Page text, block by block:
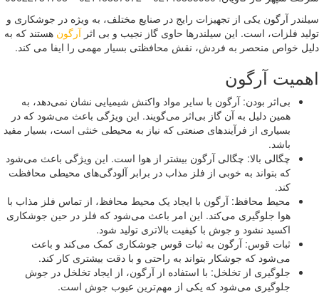
آرگون یکی از تجهیزات رایج در صنایع مختلف، به ویژه در جوشکاری و
فلزات، است. این سیلندرها حاوی گاز نجیب و بی اثرآرگونهستند که به
خواص منحصر به فردش، نقش محافظتی بسیار مهمی را ایفا می کند.
آرگون
بی‌اثر بودن: آرگون با سایر مواد واکنش شیمیایی نشان نمی‌دهد، به
همین دلیل به آن گاز بی‌اثر می‌گویند. این ویژگی باعث می‌شود که در
بسیاری از فرآیندهای صنعتی که نیاز به محیطی خنثی است، بسیار مفید
باشد.
چگالی بالا: چگالی آرگون بیشتر از هوا است. این ویژگی باعث می‌شود
که بتواند به خوبی از فلز مذاب در برابر آلودگی‌های محیطی محافظت
کند.
محیط محافظ: آرگون با ایجاد یک محیط محافظ، از تماس فلز مذاب با
هوا جلوگیری می‌کند. این امر باعث می‌شود که فلز در حین جوشکاری
اکسید نشود و جوش با کیفیت بالاتری تولید شود.
ثبات قوس: آرگون به ثبات قوس جوشکاری کمک می‌کند و باعث
می‌شود که جوشکار بتواند به راحتی و با دقت بیشتری کار کند.
جلوگیری از تخلخل: با استفاده از آرگون، از ایجاد تخلخل در جوش
جلوگیری می‌شود که یکی از مهم‌ترین عیوب جوش است.